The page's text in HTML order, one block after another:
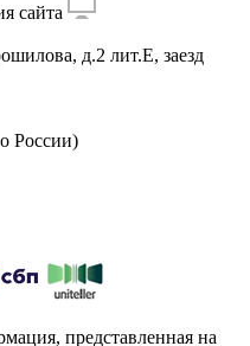
сайта
д.2 лит.Е, заезд
России)
представленная на